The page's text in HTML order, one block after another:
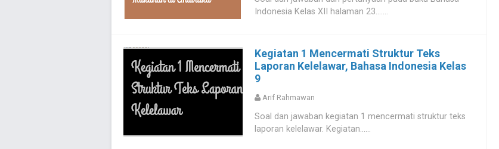
Indonesia Kelas XII halaman 23.......
Kegiatan 1 Mencermati Struktur Teks
Laporan Kelelawar, Bahasa Indonesia Kelas
9
Arif Rahmawan
Soal dan jawaban kegiatan 1 mencermati struktur teks
laporan kelelawar. Kegiatan......